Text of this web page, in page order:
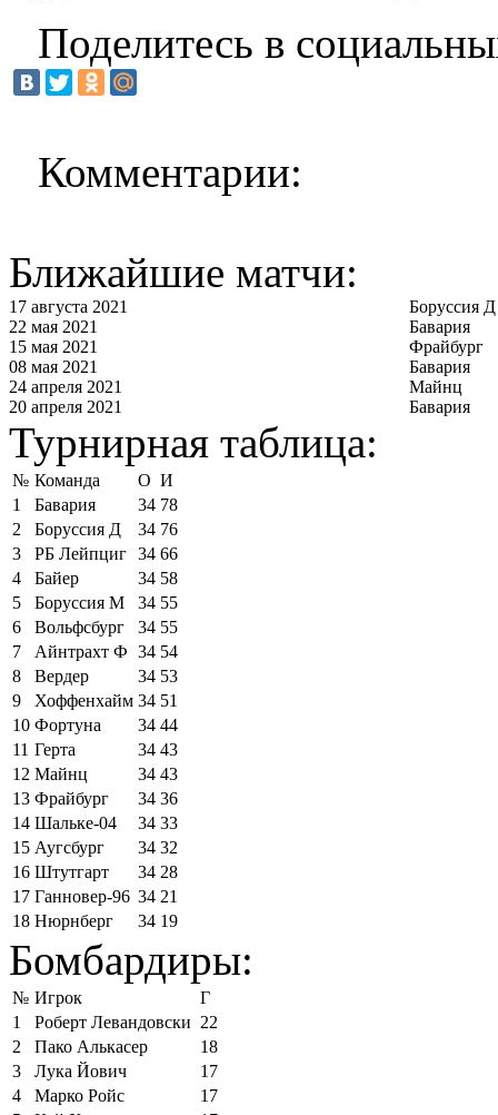
Поделитесь в
Комментарии:
Ближайшие матчи:
17 августа 2021
Боруссия Д
22 мая 2021
Бавария
15 мая 2021
Фрайбург
08 мая 2021
Бавария
24 апреля 2021
Майнц
20 апреля 2021
Бавария
Турнирная таблица:
№ Команда О И
1
Бавария 34 78
2
Боруссия Д 34 76
3
РБ Лейпциг 34 66
4
Байер 34 58
5
Боруссия М 34 55
6
Вольфсбург 34 55
7
Айнтрахт Ф 34 54
8
Вердер 34 53
9
Хоффенхайм 34 51
10 Фортуна 34 44
11 Герта 34 43
12 Майнц 34 43
13 Фрайбург 34 36
14 Шальке-04 34 33
15 Аугсбург 34 32
16 Штутгарт 34 28
17 Ганновер-96 34 21
18 Нюрнберг 34 19
Бомбардиры:
№ Игрок
Г
1
Роберт Левандовски 22
2
Пако Алькасер
18
3
Лука Йович
17
4
Марко Ройс
17